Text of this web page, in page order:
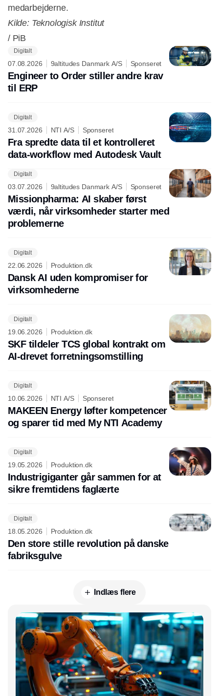
medarbejderne.
Kilde: Teknologisk Institut
/ PiB
Digitalt
07.08.2026 9altitudes Danmark A/S Sponseret
Engineer to Order stiller andre krav
til ERP
Digitalt
31.07.2026 NTI A/S Sponseret
Fra spredte data til et kontrolleret
data-workflow med Autodesk Vault
Digitalt
03.07.2026 9altitudes Danmark A/S Sponseret
Missionpharma: AI skaber først
værdi, når virksomheder starter med
problemerne
Digitalt
22.06.2026 Produktion.dk
Dansk AI uden kompromiser for
virksomhederne
Digitalt
19.06.2026 Produktion.dk
SKF tildeler TCS global kontrakt om
AI-drevet forretningsomstilling
Digitalt
10.06.2026 NTI A/S Sponseret
MAKEEN Energy løfter kompetencer
og sparer tid med My NTI Academy
Digitalt
19.05.2026 Produktion.dk
Industrigiganter går sammen for at
sikre fremtidens faglærte
Digitalt
18.05.2026 Produktion.dk
Den store stille revolution på danske
fabriksgulve
Indlæs flere
Annonce